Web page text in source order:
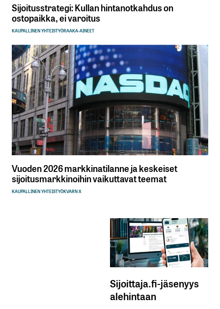
Sijoitusstrategi: Kullan hintanotkahdus on
ostopaikka, ei varoitus
KAUPALLINEN YHTEISTYÖRAAKA-AINEET
Vuoden 2026 markkinatilanne ja keskeiset
sijoitusmarkkinoihin vaikuttavat teemat
KAUPALLINEN YHTEISTYÖKVARN X
Sijoittaja.fi-jäsenyys
alehintaan